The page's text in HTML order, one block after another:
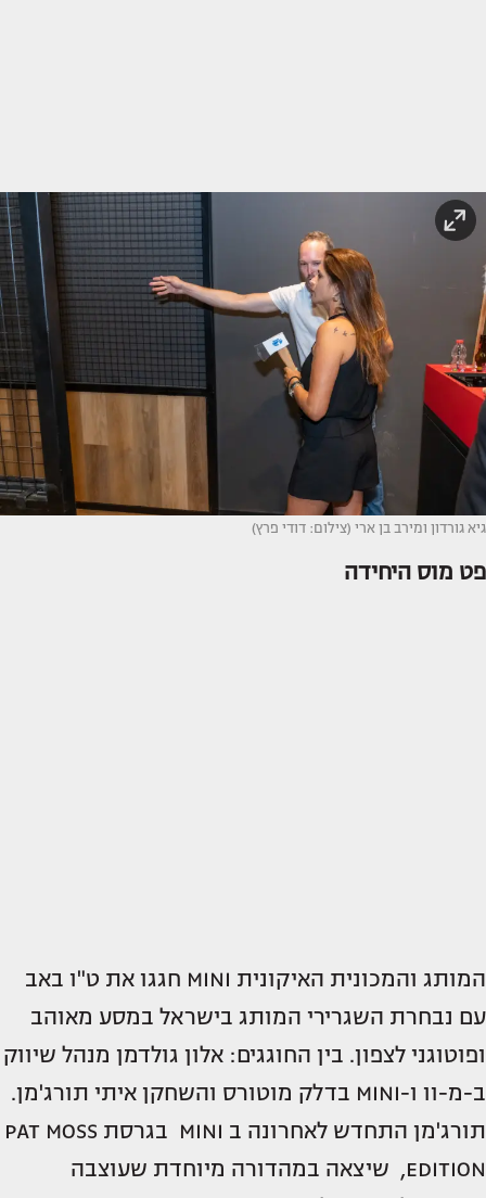
גיא גורדון ומירב בן ארי (צילום: דודי פרץ)
פט מוס היחידה
המותג והמכונית האיקונית MINI חגגו את ט"ו באב
עם נבחרת השגרירי המותג בישראל במסע מאוהב
ופוטוגני לצפון. בין החוגגים: אלון גולדמן מנהל שיווק
ב-מ-וו ו-MINI בדלק מוטורס והשחקן איתי תורג'מן.
תורג'מן התחדש לאחרונה ב MINI בגרסת PAT MOSS
EDITION, שיצאה במהדורה מיוחדת שעוצבה